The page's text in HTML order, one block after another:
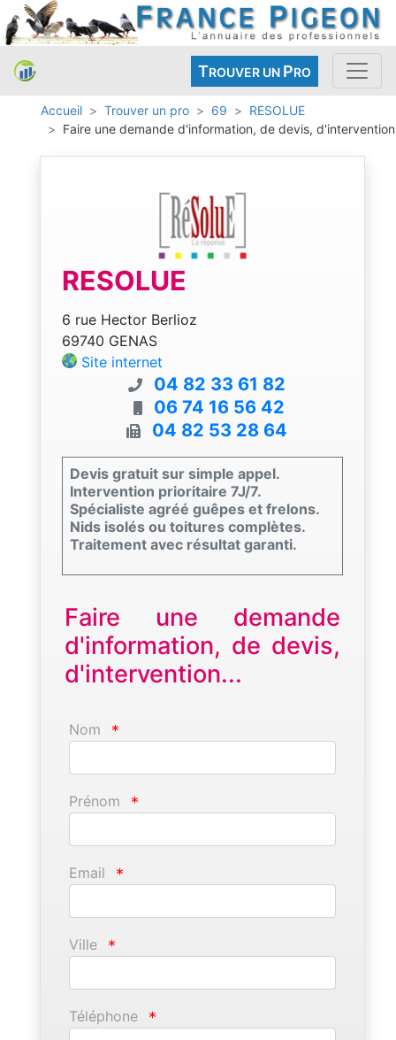
TROUVER UN PRO
Accueil Trouver un pro 69
RESOLUE
Faire une demande d'information, de devis, d'intervention
RESOLUE
6 rue Hector Berlioz
69740 GENAS
Site internet
04 82 33 61 82
06 74 16 56 42
04 82 53 28 64
Devis gratuit sur simple appel.
Intervention prioritaire 7J/7.
Spécialiste agréé guêpes et frelons.
Nids isolés ou toitures complètes.
Traitement avec résultat garanti.
Faire une demande
d'information, de devis,
d'intervention...
Nom *
Prénom *
Email *
Ville *
Téléphone *